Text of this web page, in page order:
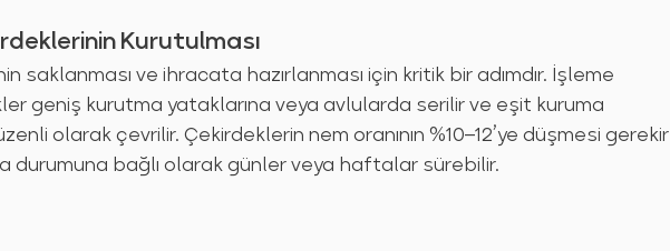
Kurutulması
saklanması ve ihracata hazırlanması için kritik bir adımdır. İşleme
geniş kurutma yataklarına veya avlularda serilir ve eşit kuruma
olarak çevrilir. Çekirdeklerin nem oranının %10–12’ye düşmesi gerekir
durumuna bağlı olarak günler veya haftalar sürebilir.